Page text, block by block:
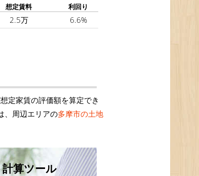
想定賃料 利回り
2.5万 6.6%
定家賃の評価額を算定でき
、周辺エリアの多摩市の土地
算ツール